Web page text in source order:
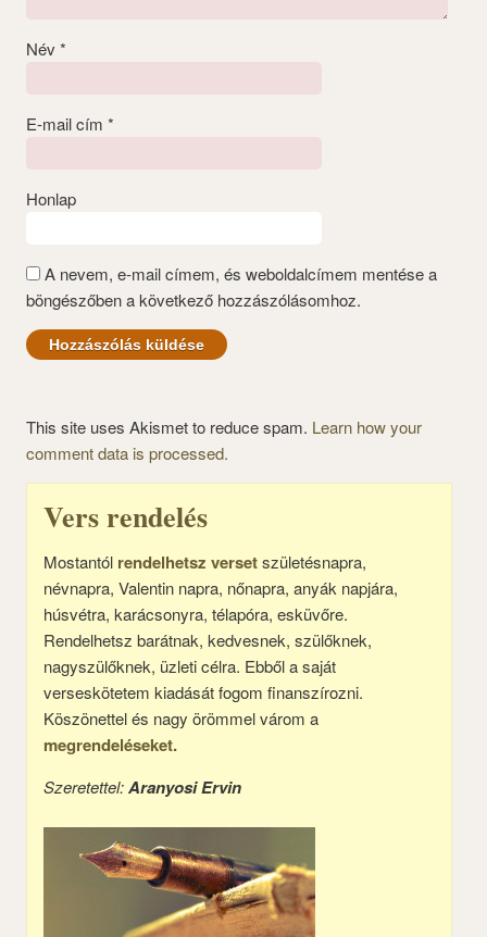
Név *
E-mail cím *
Honlap
A nevem, e-mail címem, és weboldalcímem mentése a
böngészőben a következő hozzászólásomhoz.
This site uses Akismet to reduce spam. Learn how your
comment data is processed.
Vers rendelés
Mostantól rendelhetsz versetszületésnapra,
névnapra, Valentin napra, nőnapra, anyák napjára,
húsvétra, karácsonyra, télapóra, esküvőre.
Rendelhetsz barátnak, kedvesnek, szülőknek,
nagyszülőknek, üzleti célra. Ebből a saját
verseskötetem kiadását fogom finanszírozni.
Köszönettel és nagy örömmel várom a
megrendeléseket.
Szeretettel:Aranyosi Ervin